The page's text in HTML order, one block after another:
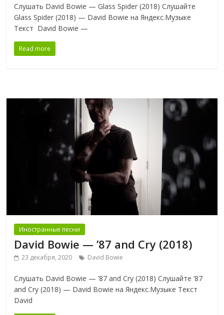
Слушать David Bowie — Glass Spider (2018) Слушайте
Glass Spider (2018) — David Bowie на Яндекс.Музыке
Текст David Bowie —
Read more
Иностранные песни
David Bowie — ’87 and Cry (2018)
23 декабря, 2020 David Bowie
Слушать David Bowie — ’87 and Cry (2018) Слушайте ’87
and Cry (2018) — David Bowie на Яндекс.Музыке Текст
David